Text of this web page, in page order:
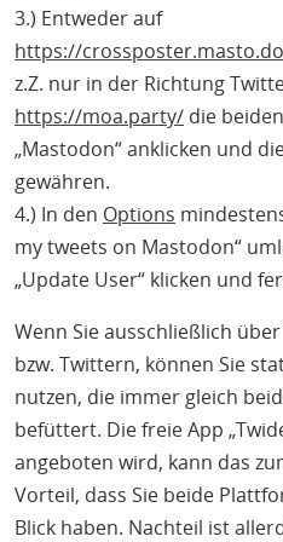
3.) Entweder auf
https://
z.Z. nur in der Richtung
https://moa.party/ die
„Mastodon“ anklicken und
gewähren.
4.) In den Options
my tweets on Mastodon“
„Update User“ klicken und
Wenn Sie ausschließlich
bzw. Twittern, können Sie
nutzen, die immer gleich
befüttert. Die freie App
angeboten wird, kann das
Vorteil, dass Sie beide
Blick haben. Nachteil ist